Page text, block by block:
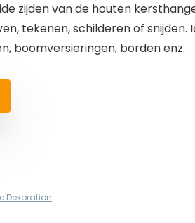
zijden van de houten
tekenen, schilderen of snijden.
boomversieringen, borden enz.
Dekoration